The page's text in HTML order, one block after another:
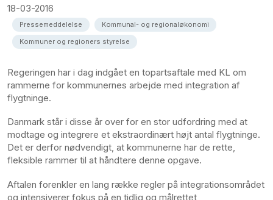
18-03-2016
Pressemeddelelse
Kommunal- og regionaløkonomi
Kommuner og regioners styrelse
Regeringen har i dag indgået en topartsaftale med KL om
rammerne for kommunernes arbejde med integration af
flygtninge.
Danmark står i disse år over for en stor udfordring med at
modtage og integrere et ekstraordinært højt antal flygtninge.
Det er derfor nødvendigt, at kommunerne har de rette,
fleksible rammer til at håndtere denne opgave.
Aftalen forenkler en lang række regler på integrationsområdet
og intensiverer fokus på en tidlig og målrettet